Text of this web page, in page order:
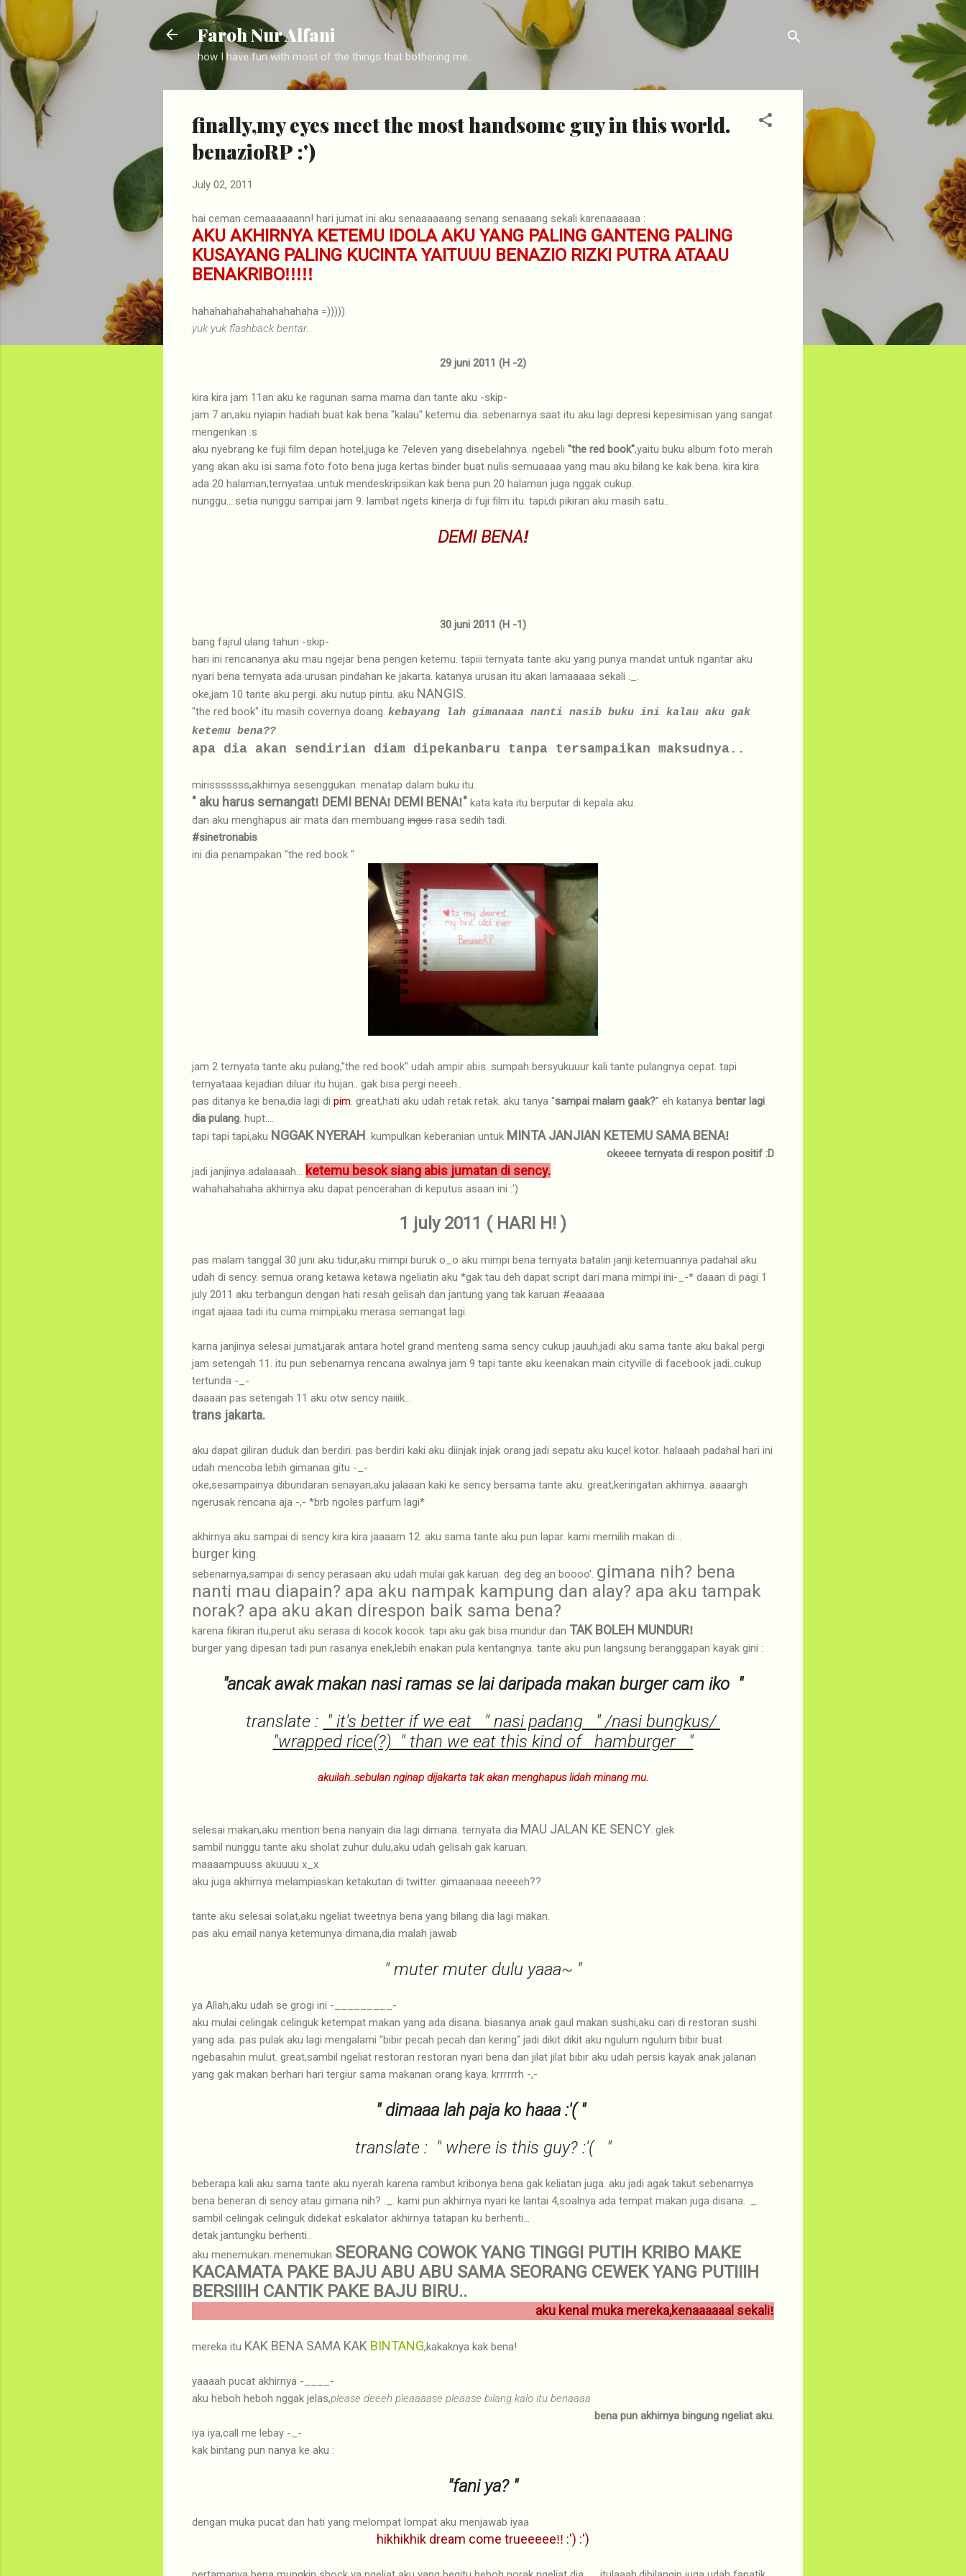
Skip to main content
Faroh Nur Alfani
how I have fun with most of the things that bothering me.
finally,my eyes meet the most handsome guy in this world.
benazioRP :')
July 02, 2011
hai ceman cemaaaaaann! hari jumat ini aku senaaaaaang senang senaaang sekali karenaaaaaa :
AKU AKHIRNYA KETEMU IDOLA AKU YANG PALING GANTENG PALING
KUSAYANG PALING KUCINTA YAITUUU BENAZIO RIZKI PUTRA ATAAU
BENAKRIBO!!!!!
hahahahahahahahahahaha =)))))
yuk yuk flashback bentar..
29 juni 2011 (H -2)
kira kira jam 11an aku ke ragunan sama mama dan tante aku -skip-
jam 7 an,aku nyiapin hadiah buat kak bena "kalau" ketemu dia. sebenarnya saat itu aku lagi depresi kepesimisan yang sangat
mengerikan :s
aku nyebrang ke fuji film depan hotel,juga ke 7eleven yang disebelahnya. ngebeli "the red book",yaitu buku album foto merah
yang akan aku isi sama foto foto bena juga kertas binder buat nulis semuaaaa yang mau aku bilang ke kak bena. kira kira
ada 20 halaman,ternyataa..untuk mendeskripsikan kak bena pun 20 halaman juga nggak cukup.
nunggu....setia nunggu sampai jam 9. lambat ngets kinerja di fuji film itu. tapi,di pikiran aku masih satu..
DEMI BENA!
30 juni 2011 (H -1)
bang fajrul ulang tahun -skip-
hari ini rencananya aku mau ngejar bena pengen ketemu. tapiii ternyata tante aku yang punya mandat untuk ngantar aku
nyari bena ternyata ada urusan pindahan ke jakarta. katanya urusan itu akan lamaaaaa sekali ._.
oke,jam 10 tante aku pergi. aku nutup pintu. aku NANGIS
"the red book" itu masih covernya doang. kebayang lah gimanaaa nanti nasib buku ini kalau aku gak
ketemu bena??
apa dia akan sendirian diam dipekanbaru tanpa tersampaikan maksudnya..
mirisssssss,akhirnya sesenggukan. menatap dalam buku itu..
" aku harus semangat! DEMI BENA! DEMI BENA!" kata kata itu berputar di kepala aku.
dan aku menghapus air mata dan membuang ingus rasa sedih tadi.
#sinetronabis
ini dia penampakan "the red book "
jam 2 ternyata tante aku pulang,"the red book" udah ampir abis. sumpah bersyukuuur kali tante pulangnya cepat. tapi
ternyataaa kejadian diluar itu hujan.. gak bisa pergi neeeh..
pas ditanya ke bena,dia lagi di pim . great,hati aku udah retak retak. aku tanya "sampai malam gaak?" eh katanya bentar lagi
dia pulang . hupt....
tapi tapi tapi,aku NGGAK NYERAH . kumpulkan keberanian untuk MINTA JANJIAN KETEMU SAMA BENA!
okeeee ternyata di respon positif :D
jadi janjinya adalaaaah... ketemu besok siang abis jumatan di sency.
wahahahahaha akhirnya aku dapat pencerahan di keputus asaan ini :')
1 july 2011 ( HARI H! )
pas malam tanggal 30 juni aku tidur,aku mimpi buruk o_o aku mimpi bena ternyata batalin janji ketemuannya padahal aku
udah di sency. semua orang ketawa ketawa ngeliatin aku *gak tau deh dapat script dari mana mimpi ini-_-* daaan di pagi 1
july 2011 aku terbangun dengan hati resah gelisah dan jantung yang tak karuan #eaaaaa
ingat ajaaa tadi itu cuma mimpi,aku merasa semangat lagi.
karna janjinya selesai jumat,jarak antara hotel grand menteng sama sency cukup jauuh,jadi aku sama tante aku bakal pergi
jam setengah 11. itu pun sebenarnya rencana awalnya jam 9 tapi tante aku keenakan main cityville di facebook jadi..cukup
tertunda -_-
daaaan pas setengah 11 aku otw sency naiiik...
trans jakarta.
aku dapat giliran duduk dan berdiri. pas berdiri kaki aku diinjak injak orang jadi sepatu aku kucel kotor. halaaah padahal hari ini
udah mencoba lebih gimanaa gitu -_-
oke,sesampainya dibundaran senayan,aku jalaaan kaki ke sency bersama tante aku. great,keringatan akhirnya. aaaargh
ngerusak rencana aja -,- *brb ngoles parfum lagi*
akhirnya aku sampai di sency kira kira jaaaam 12. aku sama tante aku pun lapar. kami memilih makan di...
burger king
sebenarnya,sampai di sency perasaan aku udah mulai gak karuan. deg deg an boooo'. gimana nih? bena
nanti mau diapain? apa aku nampak kampung dan alay? apa aku tampak
norak? apa aku akan direspon baik sama bena?
karena fikiran itu,perut aku serasa di kocok kocok. tapi aku gak bisa mundur dan TAK BOLEH MUNDUR!
burger yang dipesan tadi pun rasanya enek,lebih enakan pula kentangnya. tante aku pun langsung beranggapan kayak gini :
"ancak awak makan nasi ramas se lai daripada makan burger cam iko "
translate : " it's better if we eat " nasi padang " /nasi bungkus/
"wrapped rice(?) " than we eat this kind of hamburger "
akuilah..sebulan nginap dijakarta tak akan menghapus lidah minang mu.
selesai makan,aku mention bena nanyain dia lagi dimana. ternyata dia MAU JALAN KE SENCY . glek
sambil nunggu tante aku sholat zuhur dulu,aku udah gelisah gak karuan.
maaaampuuss akuuuu x_x
aku juga akhirnya melampiaskan ketakutan di twitter. gimaanaaa neeeeh??
tante aku selesai solat,aku ngeliat tweetnya bena yang bilang dia lagi makan.
pas aku email nanya ketemunya dimana,dia malah jawab
" muter muter dulu yaaa~ "
ya Allah,aku udah se grogi ini -_________-
aku mulai celingak celinguk ketempat makan yang ada disana. biasanya anak gaul makan sushi,aku cari di restoran sushi
yang ada. pas pulak aku lagi mengalami "bibir pecah pecah dan kering" jadi dikit dikit aku ngulum ngulum bibir buat
ngebasahin mulut. great,sambil ngeliat restoran restoran nyari bena dan jilat jilat bibir aku udah persis kayak anak jalanan
yang gak makan berhari hari tergiur sama makanan orang kaya. krrrrrrh -,-
" dimaaa lah paja ko haaa :'( "
translate : " where is this guy? :'( "
beberapa kali aku sama tante aku nyerah karena rambut kribonya bena gak keliatan juga. aku jadi agak takut sebenarnya
bena beneran di sency atau gimana nih? ._. kami pun akhirnya nyari ke lantai 4,soalnya ada tempat makan juga disana. ._.
sambil celingak celinguk didekat eskalator akhirnya tatapan ku berhenti...
detak jantungku berhenti..
aku menemukan..menemukan SEORANG COWOK YANG TINGGI PUTIH KRIBO MAKE
KACAMATA PAKE BAJU ABU ABU SAMA SEORANG CEWEK YANG PUTIIIH
BERSIIIH CANTIK PAKE BAJU BIRU..
aku kenal muka mereka,kenaaaaaal sekali!
mereka itu KAK BENA SAMA KAK BINTANG,kakaknya kak bena!
yaaaah pucat akhirnya -____-
aku heboh heboh nggak jelas,please deeeh pleaaaase pleaase bilang kalo itu benaaaa
bena pun akhirnya bingung ngeliat aku.
iya iya,call me lebay -_-
kak bintang pun nanya ke aku :
"fani ya? "
dengan muka pucat dan hati yang melompat lompat aku menjawab iyaa
hikhikhik dream come trueeeee!! :') :')